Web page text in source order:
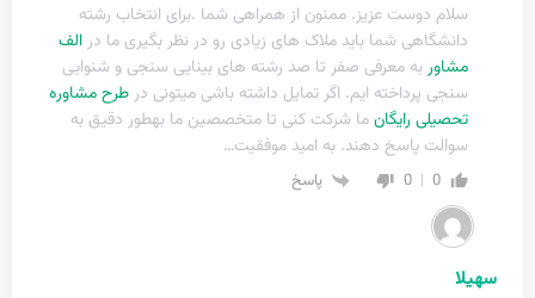
سلام دوست عزیز. ممنون از همراهی شما .برای انتخاب رشته
دانشگاهی شما باید ملاک های زیادی رو در نظر بگیری ما درالف
مشاوربه معرفی صفر تا صد رشته های بینایی سنجی و شنوایی
سنجی پرداخته ایم. اگر تمایل داشته باشی میتونی درطرح مشاوره
تحصیلی رایگانما شرکت کنی تا متخصصین ما بهطور دقیق به
سوالت پاسخ دهند. به امید موفقیت…
0
0 پاسخ
سهیلا